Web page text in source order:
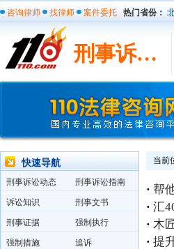
咨询律师 找律师 案件委托 热门省份：
刑事诉讼法案例
快速导航
刑事诉讼动态 刑事诉讼指南
诉讼知识 刑事文书
刑事证据 强制执行
强制措施 追诉
当前
· 帮
· 汇
· 木
· 提